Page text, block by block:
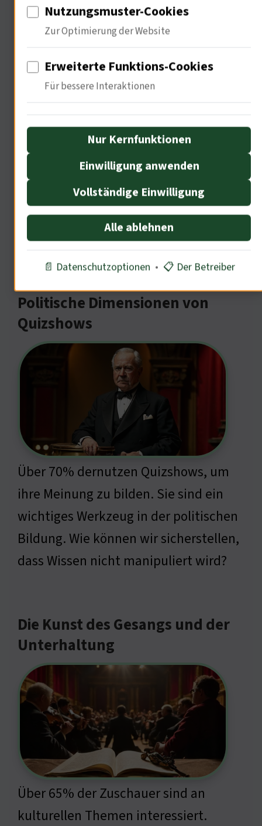
Sie sind ein Wirtschaftsfaktor. Die
Einnahmequellen. Wissen wird zur
Ware … Ich frage mich, wie sich das
Format wirtschaftlich entwickeln wird
• Quelle: Ökonomische Studien,und Wirtschaft, S.
22
Politische Dimensionen von
Quizshows
Über 70% dernutzen Quizshows, um
ihre Meinung zu bilden. Sie sind ein
wichtiges Werkzeug in der politischen
Bildung. Wie können wir sicherstellen,
dass Wissen nicht manipuliert wird?
Die Kunst des Gesangs und der
Unterhaltung
Über 65% der Zuschauer sind an
kulturellen Themen interessiert.
Nutzungsmuster-Cookies
Zur Optimierung der Website
Erweiterte Funktions-Cookies
Für bessere Interaktionen
Nur Kernfunktionen
Einwilligung anwenden
Vollständige Einwilligung
Alle ablehnen
📄 Datenschutzoptionen • 📋 Der Betreiber